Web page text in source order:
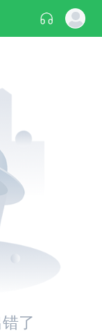
了